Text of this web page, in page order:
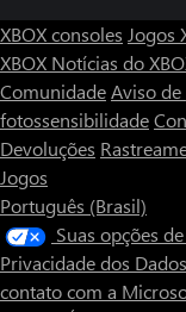
XBOX consoles Jogos
XBOX Notícias do
ComunidadeAviso
fotossensibilidade
Devoluções
Jogos
Português (Brasil)
Suas opções
Privacidade dos
contato com a